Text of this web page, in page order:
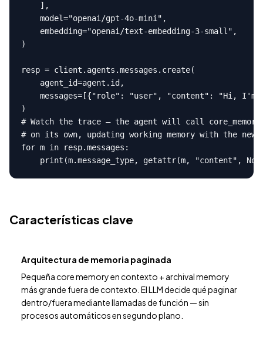
    ],
    model="openai/gpt-4o-mini",
    embedding="openai/text-embedding-3-small",
)
resp = client.agents.messages.create(
    agent_id=agent.id,
messages=[{"role": "user", "content": "Hi, I'm
)
# Watch the trace — the agent will call
# on its own, updating working memory with the
for m in resp.messages:
print(m.message_type, getattr(m, "content",
Características clave
Arquitectura de memoria paginada
Pequeña core memory en contexto + archival memory
más grande fuera de contexto. El LLM decide qué paginar
dentro/fuera mediante llamadas de función — sin
procesos automáticos en segundo plano.